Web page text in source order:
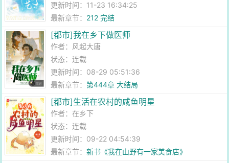
更新时间：11-23 16:34:25
最新章节： 212 完结
[都市]我在乡下做医师
作者： 风起大唐
状态：连载
更新时间：08-29 05:51:36
最新章节：第444章 大结局
[都市]生活在农村的咸鱼明星
作者：在乡下
状态：连载
更新时间：09-22 04:54:39
最新章节：新书《我在山野有一家美食店》